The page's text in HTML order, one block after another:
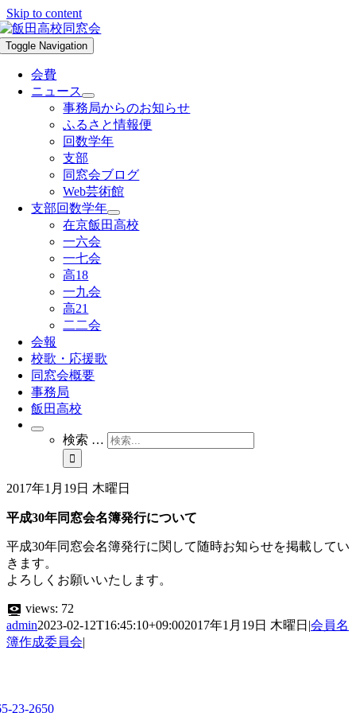
Skip to content
Toggle Navigation
会費
ニュース
事務局からのお知らせ
ふるさと情報便
回数学年
支部
同窓会ブログ
Web芸術館
支部回数学年
在京飯田高校
一六会
一七会
高18
一九会
高21
二二会
会報
校歌・応援歌
同窓会概要
事務局
飯田高校
検索 …
2017年1月19日 木曜日
平成30年同窓会名簿発行について
平成30年同窓会名簿発行に関して随時お知らせを掲載してい
きます。
よろしくお願いいたします。
views: 72
admin2023-02-12T16:45:10+09:002017年1月19日 木曜日 |会員名
簿作成委員会|
23-2650